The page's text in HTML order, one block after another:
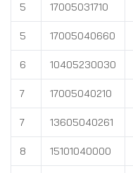
5 17005031710
5 17005040660
6 10405230030
7 17005040210
7 13605040261
8 15101040000